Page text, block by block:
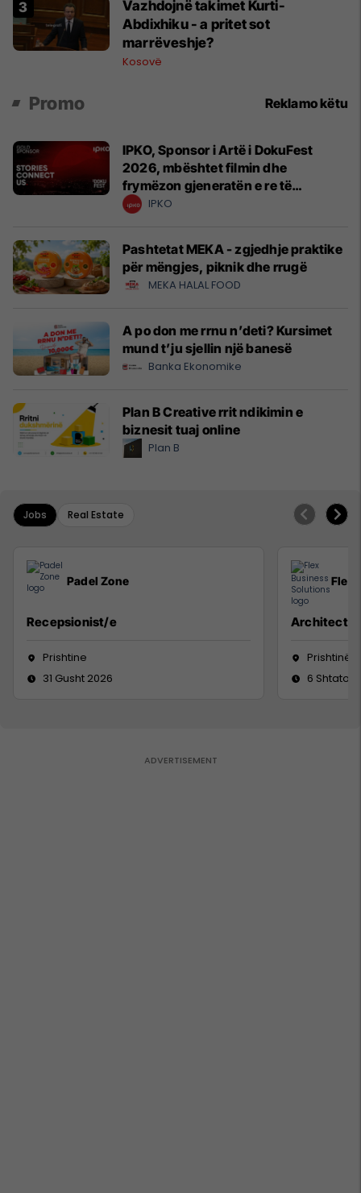
Vazhdojnë takimet Kurti-
Abdixhiku - a pritet sot
marrëveshje?
Kosovë
Promo Reklamo këtu
IPKO, Sponsor i Artë i DokuFest
2026, mbështet filmin dhe
frymëzon gjeneratën e re të
krijuesve
IPKO
Pashtetat MEKA - zgjedhje praktike
për mëngjes, piknik dhe rrugë
MEKA HALAL FOOD
A po don me rrnu n’deti? Kursimet
mund t’ju sjellin një banesë
Banka Ekonomike
Plan B Creative rrit ndikimin e
biznesit tuaj online
Plan B
Jobs Real Estate
Padel Zone
Recepsionist/e
Prishtine
31 Gusht 2026
Flex
Architect
Prishtinë
6 Shtator